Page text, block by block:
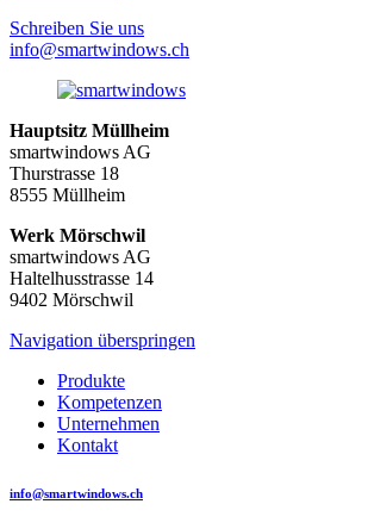
Schreiben Sie uns
info@smartwindows.ch
Hauptsitz Müllheim
smartwindows AG
Thurstrasse 18
8555 Müllheim
Werk Mörschwil
smartwindows AG
Haltelhusstrasse 14
9402 Mörschwil
Navigation überspringen
Produkte
Kompetenzen
Unternehmen
Kontakt
info@smartwindows.ch